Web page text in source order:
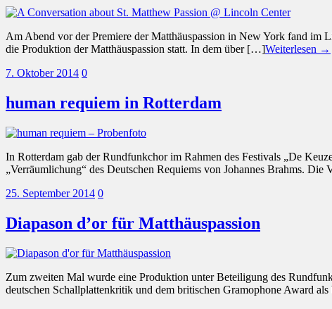
Am Abend vor der Premiere der Matthäuspassion in New York fand im
die Produktion der Matthäuspassion statt. In dem über […]Weiterlesen →
7. Oktober 2014 0
human requiem in Rotterdam
In Rotterdam gab der Rundfunkchor im Rahmen des Festivals „De
„Verräumlichung“ des Deutschen Requiems von Johannes Brahms.
25. September 2014 0
Diapason d’or für Matthäuspassion
Zum zweiten Mal wurde eine Produktion unter Beteiligung des
deutschen Schallplattenkritik und dem britischen Gramophone Award